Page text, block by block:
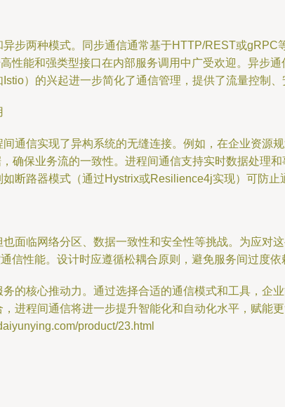
步两种模式。同步通信通常基于HTTP/REST或
性能和强类型接口在内部服务调用中广受欢迎。异步
）的兴起进一步简化了通信管理，提供了流量控制、
通信实现了异构系统的无缝连接。例如，在企业资源
确保业务流的一致性。进程间通信支持实时数据处理
断路器模式（通过Hystrix或Resilience4j实现）可防止
面临网络分区、数据一致性和安全性等挑战。为应对
信性能。设计时应遵循松耦合原则，避免服务间过度依
的核心推动力。通过选择合适的通信模式和工具，企
进程间通信将进一步提升智能化和自动化水平，赋能更
product/23.html